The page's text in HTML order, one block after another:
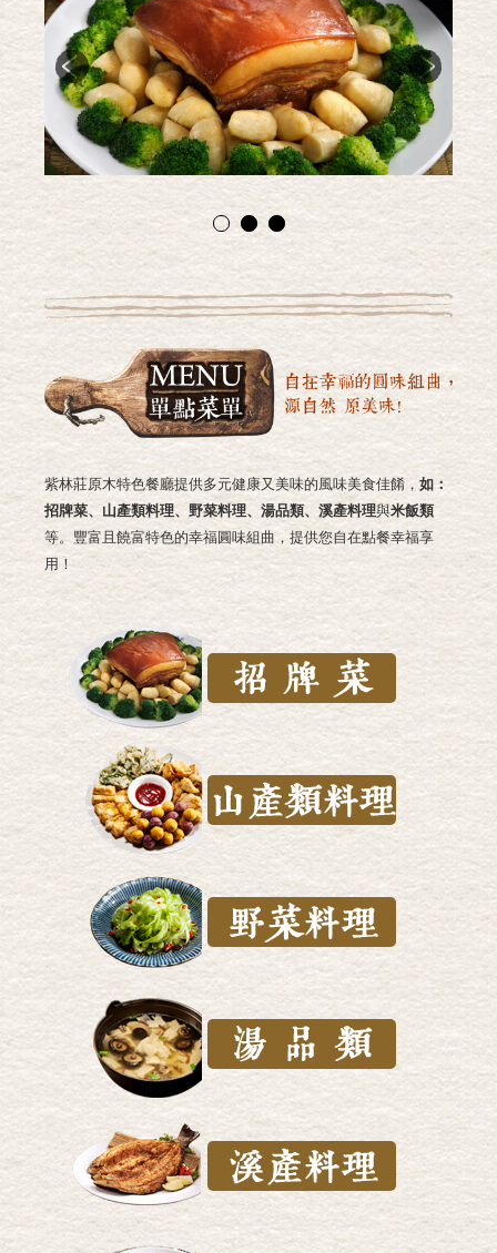
Previous Next
紫林莊原木特色餐廳提供多元健康又美味的風味美食佳餚， 如：
招牌菜、山產類料理、野菜料理、湯品類、溪產料理與米飯類
等。豐富且饒富特色的幸福圓味組曲，提供您自在點餐幸福享
用！